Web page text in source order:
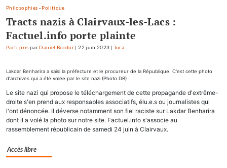
Philosophies - Politique
Tracts nazis à Clairvaux-les-Lacs :
Factuel.info porte plainte
Parti pris parDaniel Bordür |22 juin 2023 | Jura
Lakdar Benharira a saisi la préfecture et le procureur de la République. C'est cette photo
d'archives qui a été volée par le site nazi (Photo DB)
Le site nazi qui propose le téléchargement de cette propagande d'extrême-
droite s'en prend aux responsables associatifs, élu.e.s ou journalistes qui
l'ont dénoncée. Il déverse notamment son fiel raciste sur Lakdar Benharira
dont il a volé la photo sur notre site. Factuel.info s'associe au
rassemblement républicain de samedi 24 juin à Clairvaux.
Accès libre